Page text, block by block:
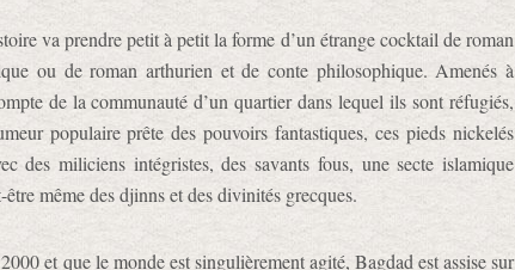
va prendre petit à petit la forme d’un étrange cocktail de roman
ou de roman arthurien et de conte philosophique. Amenés à
de la communauté d’un quartier dans lequel ils sont réfugiés,
populaire prête des pouvoirs fantastiques, ces pieds nickelés
des miliciens intégristes, des savants fous, une secte islamique
même des djinns et des divinités grecques.
et que le monde est singulièrement agité, Bagdad est assise sur